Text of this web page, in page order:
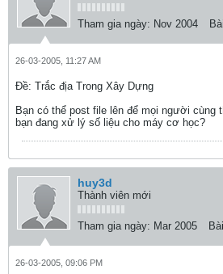
Tham gia ngày: Nov 2004
26-03-2005, 11:27 AM
Ðề: Trắc địa Trong Xây Dựng
Bạn có thể post file lên để mọi người cùng
bạn đang xử lý số liệu cho máy cơ học?
huy3d
Thành viên mới
Tham gia ngày: Mar 2005
26-03-2005, 09:06 PM